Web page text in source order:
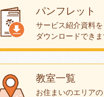
教室一覧
お住まいのエリアの
パンフレット
サービス紹介資料を
ダウンロードできま